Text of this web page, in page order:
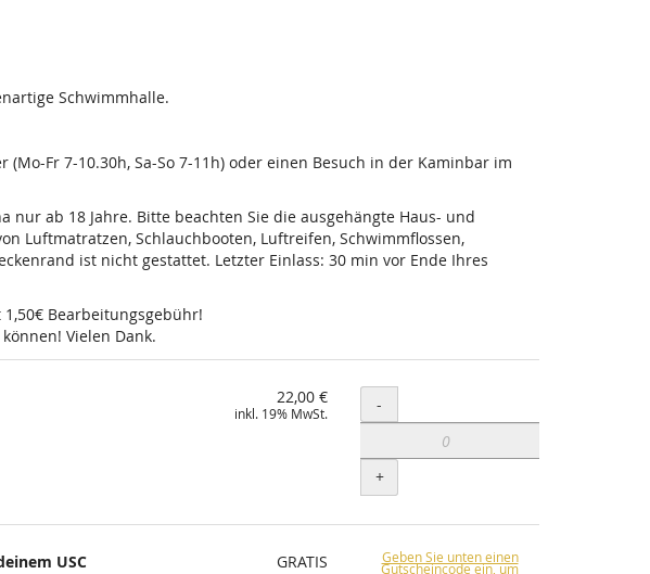
Schwimmhalle.
Fr 7-10.30h, Sa-So 7-11h) oder einen Besuch in der Kaminbar im
ab 18 Jahre. Bitte beachten Sie die ausgehängte Haus- und
Luftmatratzen, Schlauchbooten, Luftreifen, Schwimmflossen,
ist nicht gestattet. Letzter Einlass: 30 min vor Ende Ihres
Bearbeitungsgebühr!
Vielen Dank.
22,00 €
inkl. 19% MwSt. Menge
-
+
USC
GRATIS Geben Sie unten einen
Gutscheincode ein, um